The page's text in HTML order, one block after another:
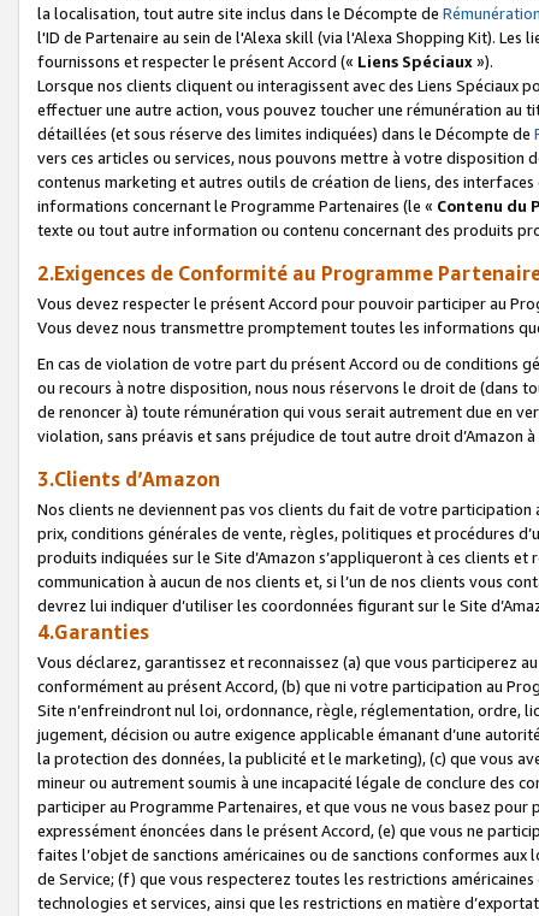
la localisation, tout autre site inclus dans le Décompte de
l'ID de Partenaire au sein de l'Alexa skill (via l'Alexa Shopping Kit).
fournissons et respecter le présent Accord (« Liens Spéciaux»).
Lorsque nos clients cliquent ou interagissent avec des Liens Spéciaux
effectuer une autre action, vous pouvez toucher une rémunération
détaillées (et sous réserve des limites indiquées) dans le Décompte de
vers ces articles ou services, nous pouvons mettre à votre disposition
contenus marketing et autres outils de création de liens, des
informations concernant le Programme Partenaires (le « Contenu du
texte ou tout autre information ou contenu concernant des produits
2.Exigences de Conformité au Programme
Vous devez respecter le présent Accord pour pouvoir participer au
Vous devez nous transmettre promptement toutes les informations
En cas de violation de votre part du présent Accord ou de conditions
ou recours à notre disposition, nous nous réservons le droit de (dans
de renoncer à) toute rémunération qui vous serait autrement due en
violation, sans préavis et sans préjudice de tout autre droit
3.Clients d’Amazon
Nos clients ne deviennent pas vos clients du fait de votre
prix, conditions générales de vente, règles, politiques et procédures
produits indiquées sur le Site d’Amazon s’appliqueront à ces clients
communication à aucun de nos clients et, si l’un de nos clients vous
devrez lui indiquer d’utiliser les coordonnées figurant sur le Site
4.Garanties
Vous déclarez, garantissez et reconnaissez (a) que vous participerez
conformément au présent Accord, (b) que ni votre participation au
Site n’enfreindront nul loi, ordonnance, règle, réglementation, ordre,
jugement, décision ou autre exigence applicable émanant d’une
la protection des données, la publicité et le marketing), (c) que vous
mineur ou autrement soumis à une incapacité légale de conclure des
participer au Programme Partenaires, et que vous ne vous basez
expressément énoncées dans le présent Accord, (e) que vous ne
faites l’objet de sanctions américaines ou de sanctions conformes
de Service; (f) que vous respecterez toutes les restrictions
technologies et services, ainsi que les restrictions en matière